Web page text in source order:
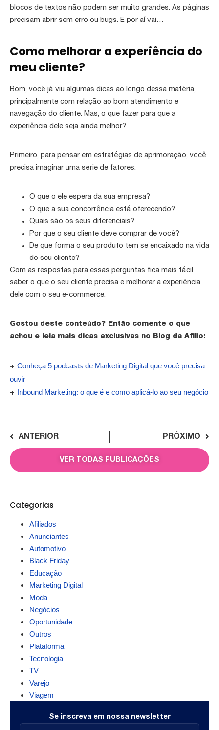
blocos de textos não podem ser muito grandes. As páginas
precisam abrir sem erro ou bugs. E por aí vai…
Como melhorar a experiência do
meu cliente?
Bom, você já viu algumas dicas ao longo dessa matéria,
principalmente com relação ao bom atendimento e
navegação do cliente. Mas, o que fazer para que a
experiência dele seja ainda melhor?
Primeiro, para pensar em estratégias de aprimoração, você
precisa imaginar uma série de fatores:
O que o ele espera da sua empresa?
O que a sua concorrência está oferecendo?
Quais são os seus diferenciais?
Por que o seu cliente deve comprar de você?
De que forma o seu produto tem se encaixado na vida
do seu cliente?
Com as respostas para essas perguntas fica mais fácil
saber o que o seu cliente precisa e melhorar a experiência
dele com o seu e-commerce.
Gostou deste conteúdo? Então comente o que
achou e leia mais dicas exclusivas no Blog da Afilio:
+ Conheça 5 podcasts de Marketing Digital que você precisa
ouvir
+ Inbound Marketing: o que é e como aplicá-lo ao seu negócio
ANTERIOR PRÓXIMO
VER TODAS PUBLICAÇÕES
Categorias
Afiliados
Anunciantes
Automotivo
Black Friday
Educação
Marketing Digital
Moda
Negócios
Oportunidade
Outros
Plataforma
Tecnologia
TV
Varejo
Viagem
Se inscreva em nossa newsletter